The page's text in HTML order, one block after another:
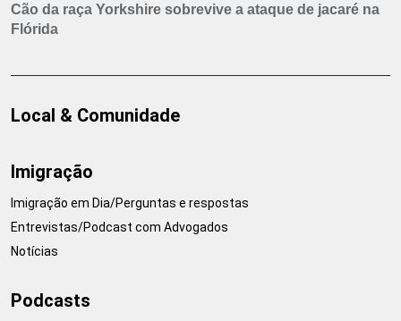
Cão da raça Yorkshire sobrevive a ataque de jacaré na
Flórida
Local & Comunidade
Imigração
Imigração em Dia/Perguntas e respostas
Entrevistas/Podcast com Advogados
Notícias
Podcasts